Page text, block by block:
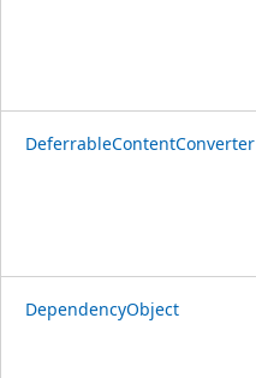
DeferrableContentConverter
DependencyObject